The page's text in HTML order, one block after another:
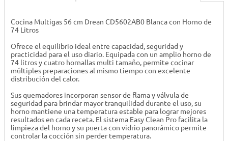
Cocina Multigas 56 cm Drean CD5602AB0 Blanca con Horno de
74 Litros
Ofrece el equilibrio ideal entre capacidad, seguridad y
practicidad para el uso diario. Equipada con un amplio horno de
74 litros y cuatro hornallas multi tamaño, permite cocinar
múltiples preparaciones al mismo tiempo con excelente
distribución del calor.
Sus quemadores incorporan sensor de flama y válvula de
seguridad para brindar mayor tranquilidad durante el uso, su
horno mantiene una temperatura estable para lograr mejores
resultados en cada receta. El sistema Easy Clean Pro facilita la
limpieza del horno y su puerta con vidrio panorámico permite
controlar la cocción sin perder temperatura.